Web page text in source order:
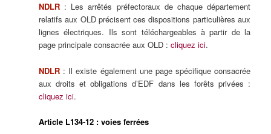
NDLR : Les arrêtés préfectoraux de chaque département
relatifs aux OLD précisent ces dispositions particulières aux
lignes électriques. Ils sont téléchargeables à partir de la
page principale consacrée aux OLD :cliquez ici.
NDLR : Il existe également une page spécifique consacrée
aux droits et obligations d’EDF dans les forêts privées :
cliquez ici.
Article L134-12 : voies ferrées